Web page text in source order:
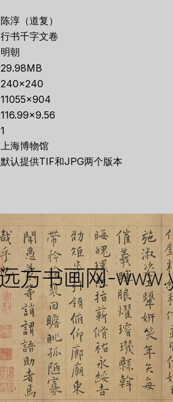
陈淳（道复）
行书千字文卷
明朝
29.98MB
240×240
11055×904
116.99×9.56
1
上海博物馆
默认提供TIF和JPG两个版本